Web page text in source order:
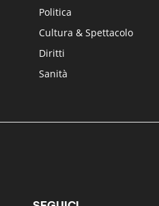
Politica
Cultura & Spettacolo
Diritti
Sanità